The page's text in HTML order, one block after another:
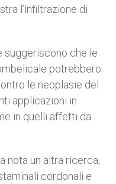
l’infiltrazione di
suggeriscono che le
potrebbero
le neoplasie del
applicazioni in
in quelli affetti da
nota un altra ricerca,
cordonali e